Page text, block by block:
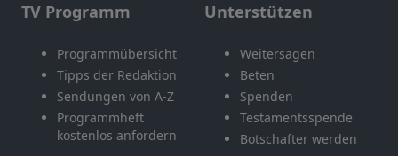
TV Programm
Programmübersicht
Tipps der Redaktion
Sendungen von A-Z
Programmheft
kostenlos anfordern
Unterstützen
Weitersagen
Beten
Spenden
Testamentsspende
Botschafter werden